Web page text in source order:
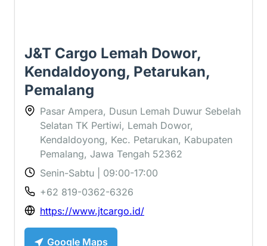
J&T Cargo Lemah Dowor,
Kendaldoyong, Petarukan,
Pemalang
Pasar Ampera, Dusun Lemah Duwur Sebelah
Selatan TK Pertiwi, Lemah Dowor,
Kendaldoyong, Kec. Petarukan, Kabupaten
Pemalang, Jawa Tengah 52362
Senin-Sabtu | 09:00-17:00
+62 819-0362-6326
https://www.jtcargo.id/
Google Maps